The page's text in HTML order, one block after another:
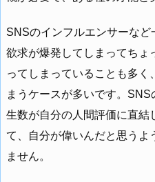
SNSのインフルエンサーな
欲求が爆発してしまってちょ
ってしまっていることも多く
まうケースが多いです。
生数が自分の人間評価に直結
て、自分が偉いんだと思うよ
ません。